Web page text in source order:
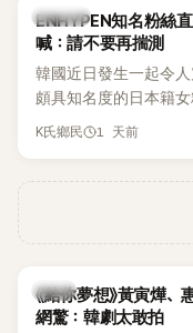
K-POP
ENHYPEN知名粉絲
喊：請不要再揣測
韓國近日發生一起令
頗具知名度的日本籍
終不幸身亡，消息曝
K氏鄉民 1 天前
韓劇
《給你夢想》黃寅燁
網驚：韓劇太敢拍